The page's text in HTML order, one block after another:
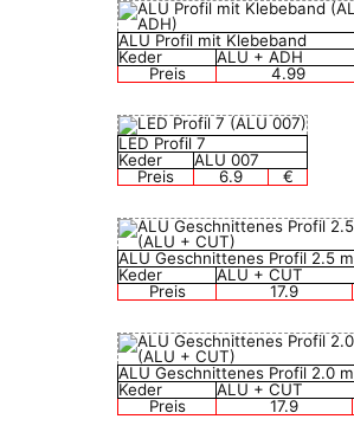
ALU Profil mit Klebeband
Keder
ALU + ADH
Preis
4.99
LED Profil 7
Keder
ALU 007
Preis
6.9 €
ALU Geschnittenes Profil 2.5 m
Keder
ALU + CUT
Preis
17.9
ALU Geschnittenes Profil 2.0 m
Keder
ALU + CUT
Preis
17.9